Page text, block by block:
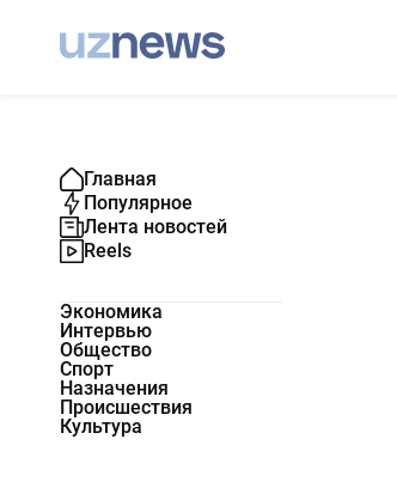
Главная
Популярное
Лента новостей
Reels
Экономика
Интервью
Общество
Спорт
Назначения
Происшествия
Культура